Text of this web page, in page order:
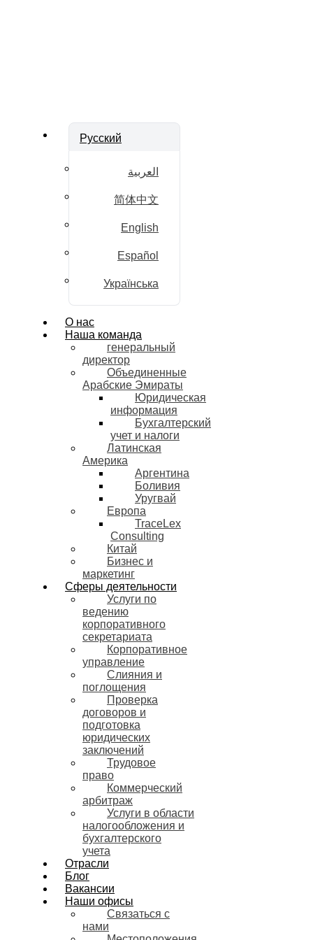
Русский
العربية
简体中文
English
Español
Українська
О нас
Наша команда
генеральный
директор
Объединенные
Арабские Эмираты
Юридическая
информация
Бухгалтерский
учет и налоги
Латинская
Америка
Аргентина
Боливия
Уругвай
Европа
TraceLex
Consulting
Китай
Бизнес и
маркетинг
Сферы деятельности
Услуги по
ведению
корпоративного
секретариата
Корпоративное
управление
Слияния и
поглощения
Проверка
договоров и
подготовка
юридических
заключений
Трудовое
право
Коммерческий
арбитраж
Услуги в области
налогообложения и
бухгалтерского
учета
Отрасли
Блог
Вакансии
Наши офисы
Связаться с
нами